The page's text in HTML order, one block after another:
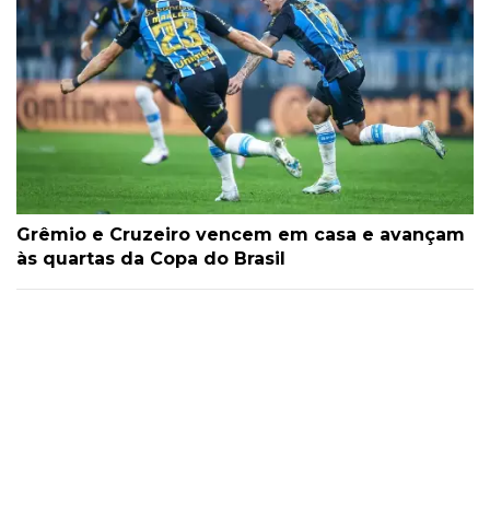
Grêmio e Cruzeiro vencem em casa e avançam
às quartas da Copa do Brasil